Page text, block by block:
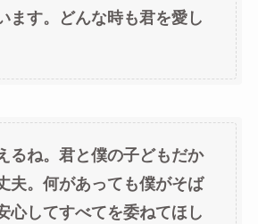
ます。どんな時も君を愛し
るね。君と僕の子どもだか
夫。何があっても僕がそば
心してすべてを委ねてほし